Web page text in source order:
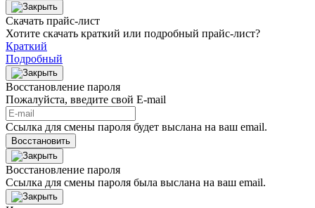
Скачать прайс-лист
Хотите скачать краткий или подробный прайс-лист?
Краткий
Подробный
Восстановление пароля
Пожалуйста, введите свой E‑mail
Ссылка для смены пароля будет выслана на ваш email.
Восстановить
Восстановление пароля
Ссылка для смены пароля была выслана на ваш email.